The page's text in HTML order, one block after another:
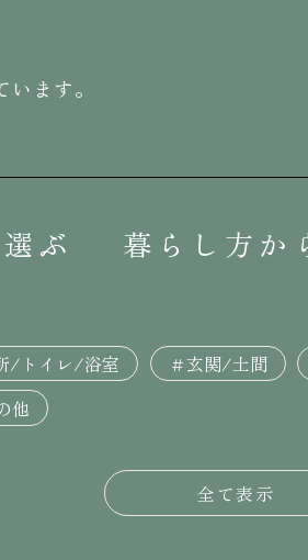
ます。
ぶ 暮らし方か
/トイレ/浴室 ＃玄関/土間
他
全て表示